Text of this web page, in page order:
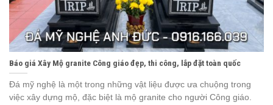
Báo giá Xây Mộ granite Công giáo đẹp, thi công, lắp đặt toàn quốc
Đá mỹ nghệ là một trong những vật liệu được ưa chuộng trong
việc xây dựng mộ, đặc biệt là mộ granite cho người Công giáo.